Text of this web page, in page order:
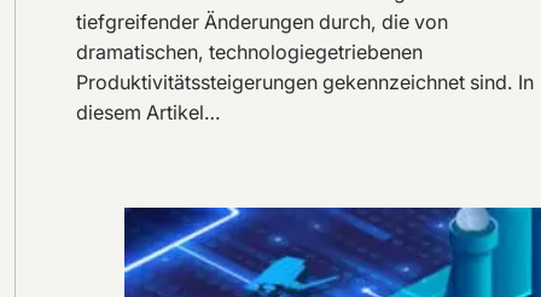
tiefgreifender Änderungen durch, die von
dramatischen, technologiegetriebenen
Produktivitätssteigerungen gekennzeichnet sind. In
diesem Artikel…